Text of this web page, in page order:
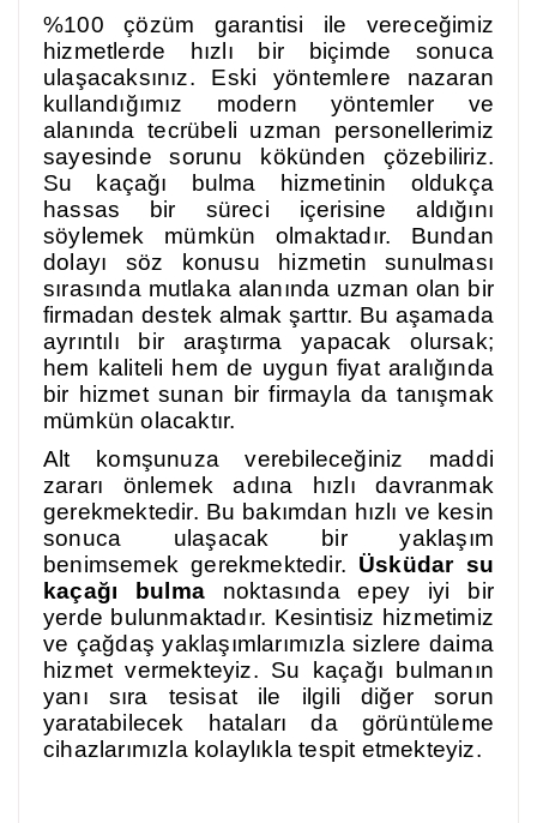
%100 çözüm garantisi ile vereceğimiz
hizmetlerde hızlı bir biçimde sonuca
ulaşacaksınız. Eski yöntemlere nazaran
kullandığımız modern yöntemler ve
alanında tecrübeli uzman personellerimiz
sayesinde sorunu kökünden çözebiliriz.
Su kaçağı bulma hizmetinin oldukça
hassas bir süreci içerisine aldığını
söylemek mümkün olmaktadır. Bundan
dolayı söz konusu hizmetin sunulması
sırasında mutlaka alanında uzman olan bir
firmadan destek almak şarttır. Bu aşamada
ayrıntılı bir araştırma yapacak olursak;
hem kaliteli hem de uygun fiyat aralığında
bir hizmet sunan bir firmayla da tanışmak
mümkün olacaktır.
Alt komşunuza verebileceğiniz maddi
zararı önlemek adına hızlı davranmak
gerekmektedir. Bu bakımdan hızlı ve kesin
sonuca ulaşacak bir yaklaşım
benimsemek gerekmektedir. Üsküdar su
kaçağı bulma noktasında epey iyi bir
yerde bulunmaktadır. Kesintisiz hizmetimiz
ve çağdaş yaklaşımlarımızla sizlere daima
hizmet vermekteyiz. Su kaçağı bulmanın
yanı sıra tesisat ile ilgili diğer sorun
yaratabilecek hataları da görüntüleme
cihazlarımızla kolaylıkla tespit etmekteyiz.